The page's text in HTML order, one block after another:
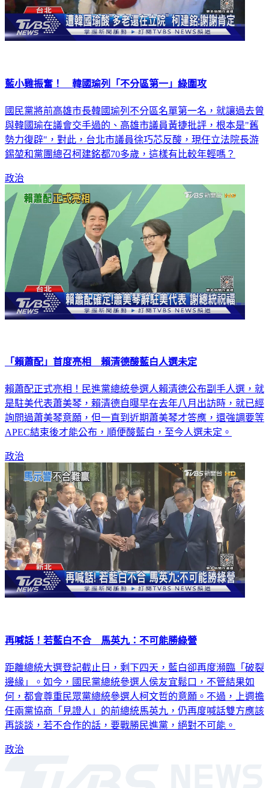
藍小雞振奮！ 韓國瑜列「不分區第一」綠圍攻
國民黨將前高雄市長韓國瑜列不分區名單第一名，就讓過去曾
與韓國瑜在議會交手過的、高雄市議員黃捷批評，根本是"舊
勢力復辟"，對此，台北市議員徐巧芯反酸，現任立法院長游
錫堃和黨團總召柯建銘都70多歲，這樣有比較年輕嗎？
政治
「賴蕭配」首度亮相 賴清德酸藍白人選未定
賴蕭配正式亮相！民進黨總統參選人賴清德公布副手人選，就
是駐美代表蕭美琴，賴清德自曝早在去年八月出訪時，就已經
詢問過蕭美琴意願，但一直到近期蕭美琴才答應，還強調要等
APEC結束後才能公布，順便酸藍白，至今人選未定。
政治
再喊話！若藍白不合 馬英九：不可能勝綠營
距離總統大選登記截止日，剩下四天，藍白卻再度瀕臨「破裂
邊緣」。如今，國民黨總統參選人侯友宜鬆口，不管結果如
何，都會尊重民眾黨總統參選人柯文哲的意願。不過，上週擔
任兩黨協商「見證人」的前總統馬英九，仍再度喊話雙方應該
再談談，若不合作的話，要戰勝民進黨，絕對不可能。
政治